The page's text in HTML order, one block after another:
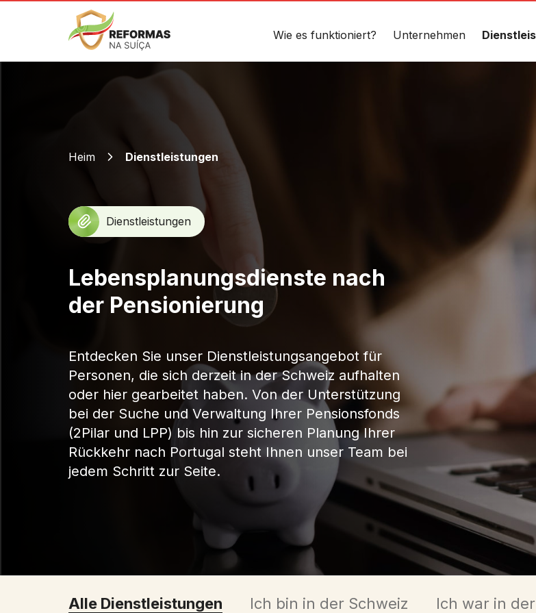
Wie es funktioniert? Unternehmen
Heim Dienstleistungen
Dienstleistungen
Lebensplanungsdienste nach
der Pensionierung
Entdecken Sie unser Dienstleistungsangebot für
Personen, die sich derzeit in der Schweiz aufhalten
oder hier gearbeitet haben. Von der Unterstützung
bei der Suche und Verwaltung Ihrer Pensionsfonds
(2Pilar und LPP) bis hin zur sicheren Planung Ihrer
Rückkehr nach Portugal steht Ihnen unser Team bei
jedem Schritt zur Seite.
Alle Dienstleistungen Ich bin in der Schweiz Ich war in